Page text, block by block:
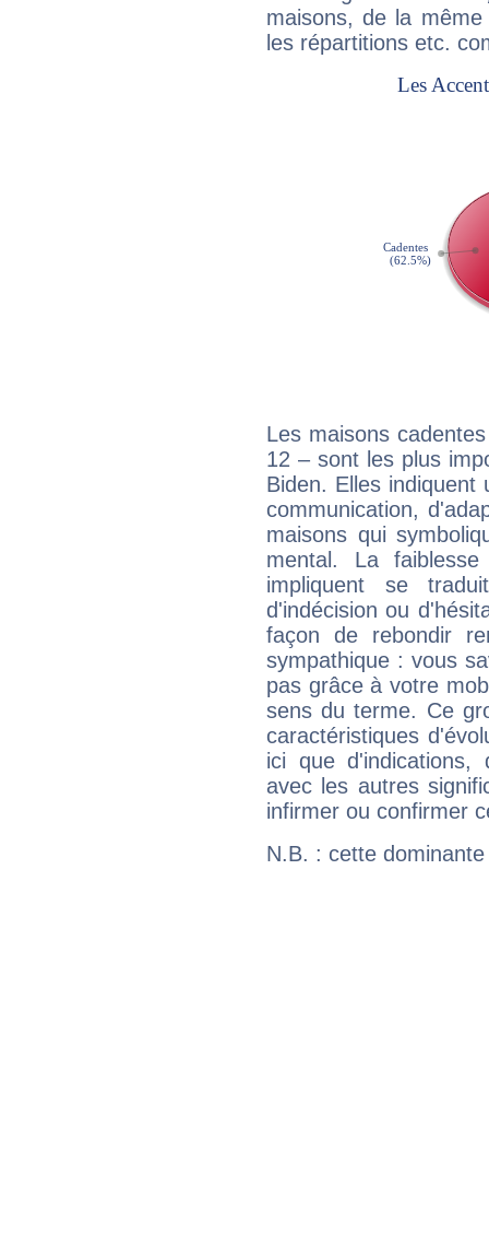
maisons, de la
les répartitions etc.
Les maisons
12 – sont les plus
Biden. Elles
communication,
maisons qui
mental. La
impliquent se
d'indécision ou
façon de rebondir
sympathique : vous
pas grâce à votre
sens du terme. Ce
caractéristiques
ici que d'indications,
avec les autres
infirmer ou confirmer
N.B. : cette